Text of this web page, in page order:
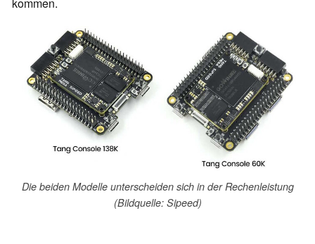
Die beiden Modelle unterscheiden sich in der Rechenleistung
(Bildquelle: Sipeed)